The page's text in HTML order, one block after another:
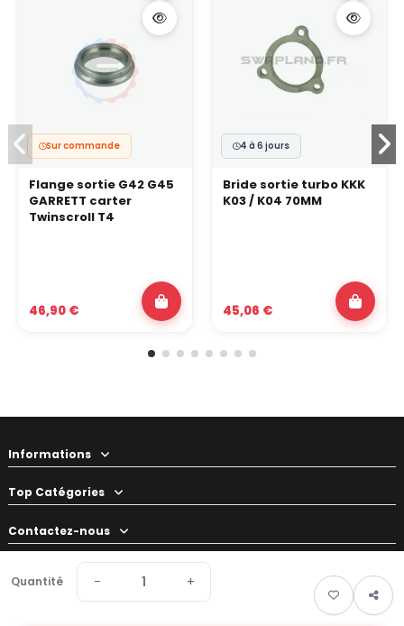
Quantité − +
Sur commande
Flange sortie G42 G45
GARRETT carter
Twinscroll T4
46,90 €
4 à 6 jours
Bride sortie turbo KKK
K03 / K04 70MM
45,06 €
Informations
Top Catégories
Contactez-nous
Votre préparateur